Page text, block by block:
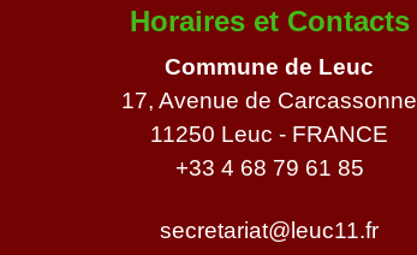
Horaires et Contacts
Commune de Leuc
17, Avenue de Carcassonne
11250 Leuc - FRANCE
+33 4 68 79 61 85
secretariat@leuc11.fr